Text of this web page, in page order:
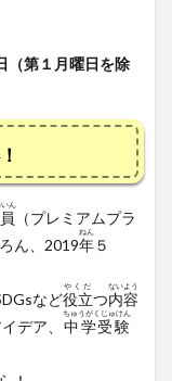
（第１月曜日を除
！
ん
（プレミアムプラ
ん、2019年
ねん
５
など役立
やくだ
つ内容
ないよう
デア、 中学受験
ちゅうがくじゅけん